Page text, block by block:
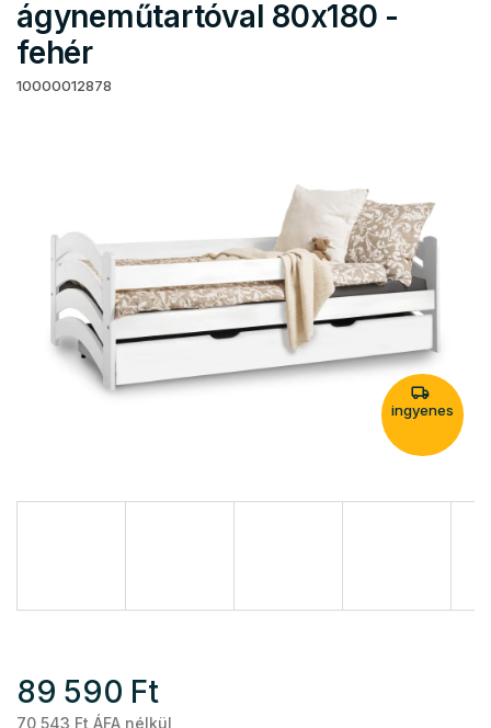
ágyneműtartóval 80x180 -
fehér
10000012878
ingyenes
89 590 Ft
70 543 Ft ÁFA nélkül